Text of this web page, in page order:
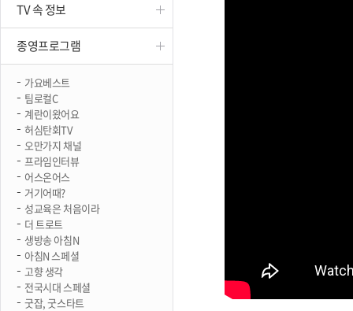
TV 속 정보
종영프로그램
가요베스트
팀로컬C
계란이왔어요
허심탄회TV
오만가지 채널
프라임인터뷰
어스온어스
거기어때?
성교육은 처음이라
더 트로트
생방송 아침N
아침N 스페셜
고향 생각
전국시대 스페셜
굿잡, 굿스타트